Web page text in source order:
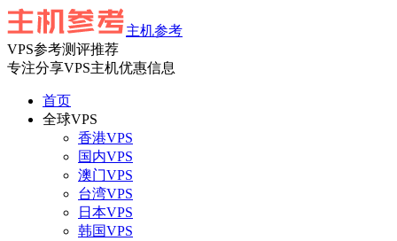
主机参考
VPS参考测评推荐
专注分享VPS主机优惠信息
首页
全球VPS
香港VPS
国内VPS
澳门VPS
台湾VPS
日本VPS
韩国VPS